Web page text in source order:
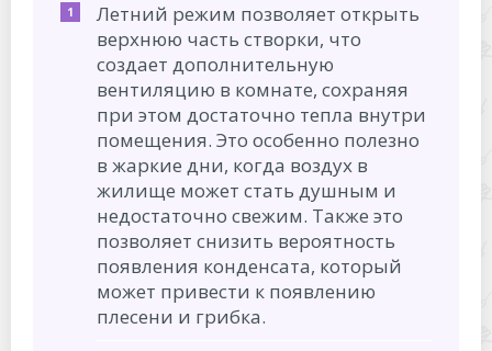
Летний режим позволяет открыть
верхнюю часть створки, что
создает дополнительную
вентиляцию в комнате, сохраняя
при этом достаточно тепла внутри
помещения. Это особенно полезно
в жаркие дни, когда воздух в
жилище может стать душным и
недостаточно свежим. Также это
позволяет снизить вероятность
появления конденсата, который
может привести к появлению
плесени и грибка.